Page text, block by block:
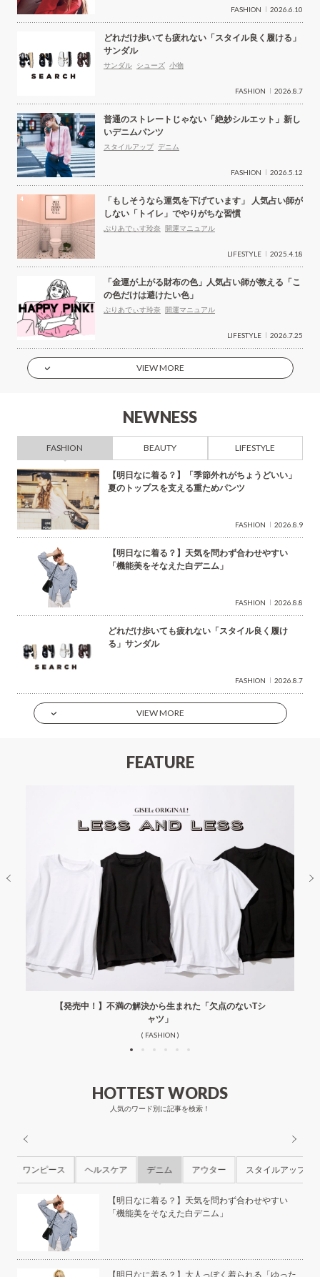
FASHION 2026.6.10
どれだけ歩いても疲れない「スタイル良く履ける」
サンダル
サンダル シューズ 小物
FASHION 2026.8.7
普通のストレートじゃない「絶妙シルエット」新し
いデニムパンツ
スタイルアップ デニム
FASHION 2026.5.12
「もしそうなら運気を下げています」 人気占い師が
しない「トイレ」でやりがちな習慣
ぷりあでぃす玲奈 開運マニュアル
LIFESTYLE 2025.4.18
「金運が上がる財布の色」人気占い師が教える「こ
の色だけは避けたい色」
ぷりあでぃす玲奈 開運マニュアル
LIFESTYLE 2026.7.25
VIEW MORE
NEWNESS
FASHION BEAUTY LIFESTYLE
【明日なに着る？】「季節外れがちょうどいい」
夏のトップスを支える重ためパンツ
FASHION 2026.8.9
【明日なに着る？】天気を問わず合わせやすい
「機能美をそなえた白デニム」
FASHION 2026.8.8
どれだけ歩いても疲れない「スタイル良く履け
る」サンダル
FASHION 2026.8.7
VIEW MORE
FEATURE
【発売中！】不満の解決から生まれた「欠点のないTシ
ャツ」
( FASHION )
HOTTEST WORDS
人気のワード別に記事を検索！
ワンピース ヘルスケア デニム アウター スタイルアップ
【明日なに着る？】天気を問わず合わせやすい
「機能美をそなえた白デニム」
【明日なに着る？】大人っぽく着られる「ゆった